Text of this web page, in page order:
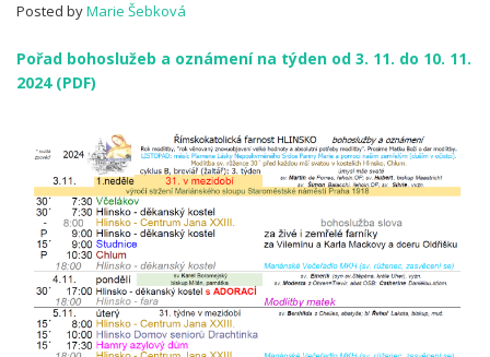
od
do
10.
11.
Posted byMarie Šebková
Pořad bohoslužeb a oznámení na týden od 3. 11. do 10. 11.
2024 (PDF)